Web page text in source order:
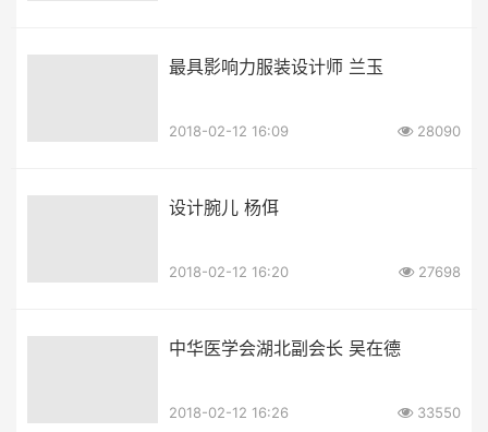
最具影响力服装设计师 兰玉
2018-02-12 16:09 28090
设计腕儿 杨佴
2018-02-12 16:20 27698
中华医学会湖北副会长 吴在德
2018-02-12 16:26 33550